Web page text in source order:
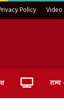
Policy Video
Live राज्य